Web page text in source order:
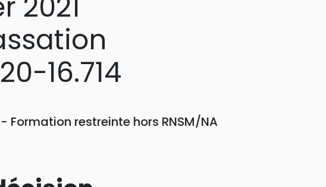
16.714
Formation restreinte hors RNSM/NA